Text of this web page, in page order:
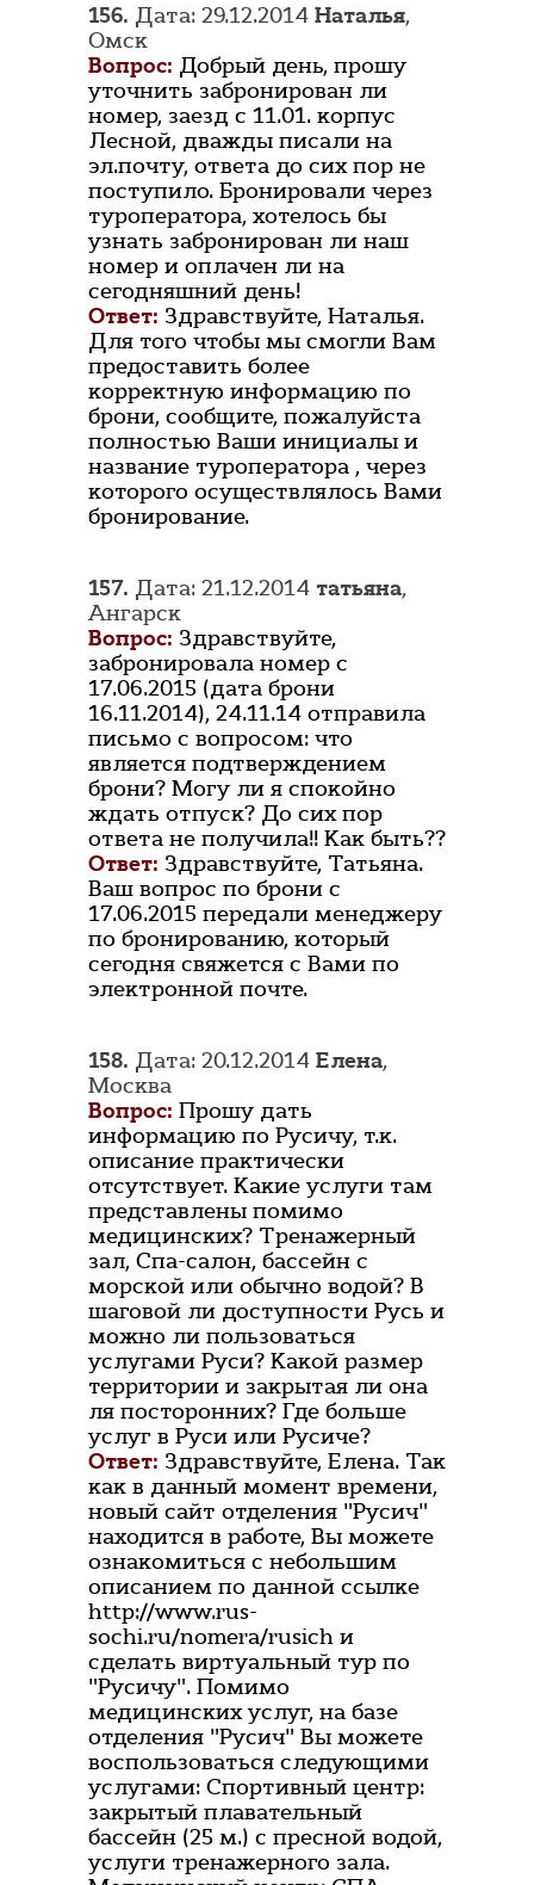
156. Дата: 29.12.2014 Наталья,
Омск
Вопрос: Добрый день, прошу
уточнить забронирован ли
номер, заезд с 11.01. корпус
Лесной, дважды писали на
эл.почту, ответа до сих пор не
поступило. Бронировали через
туроператора, хотелось бы
узнать забронирован ли наш
номер и оплачен ли на
сегодняшний день!
Ответ: Здравствуйте, Наталья.
Для того чтобы мы смогли Вам
предоставить более
корректную информацию по
брони, сообщите, пожалуйста
полностью Ваши инициалы и
название туроператора , через
которого осуществлялось Вами
бронирование.
157. Дата: 21.12.2014 татьяна,
Ангарск
Вопрос: Здравствуйте,
забронировала номер с
17.06.2015 (дата брони
16.11.2014), 24.11.14 отправила
письмо с вопросом: что
является подтверждением
брони? Могу ли я спокойно
ждать отпуск? До сих пор
ответа не получила!! Как быть??
Ответ: Здравствуйте, Татьяна.
Ваш вопрос по брони с
17.06.2015 передали менеджеру
по бронированию, который
сегодня свяжется с Вами по
электронной почте.
158. Дата: 20.12.2014 Елена,
Москва
Вопрос: Прошу дать
информацию по Русичу, т.к.
описание практически
отсутствует. Какие услуги там
представлены помимо
медицинских? Тренажерный
зал, Спа-салон, бассейн с
морской или обычно водой? В
шаговой ли доступности Русь и
можно ли пользоваться
услугами Руси? Какой размер
территории и закрытая ли она
ля посторонних? Где больше
услуг в Руси или Русиче?
Ответ: Здравствуйте, Елена. Так
как в данный момент времени,
новый сайт отделения "Русич"
находится в работе, Вы можете
ознакомиться с небольшим
описанием по данной ссылке
http://www.rus-
sochi.ru/nomera/rusich и
сделать виртуальный тур по
"Русичу". Помимо
медицинских услуг, на базе
отделения "Русич" Вы можете
воспользоваться следующими
услугами: Спортивный центр:
закрытый плавательный
бассейн (25 м.) с пресной водой,
услуги тренажерного зала.